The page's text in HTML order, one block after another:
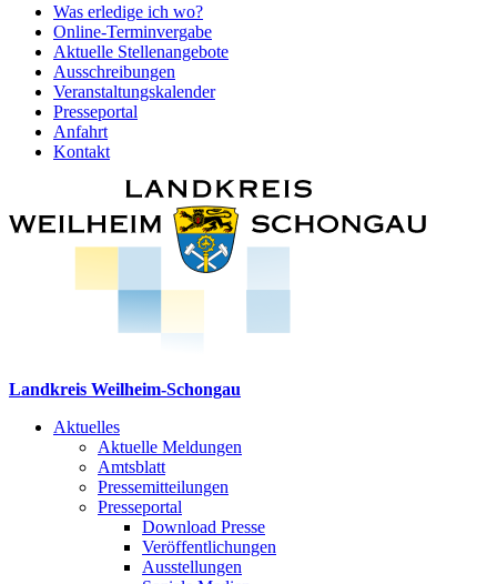
Was erledige ich wo?
Online-Terminvergabe
Aktuelle Stellenangebote
Ausschreibungen
Veranstaltungskalender
Presseportal
Anfahrt
Kontakt
Landkreis Weilheim-Schongau
Aktuelles
Aktuelle Meldungen
Amtsblatt
Pressemitteilungen
Presseportal
Download Presse
Veröffentlichungen
Ausstellungen